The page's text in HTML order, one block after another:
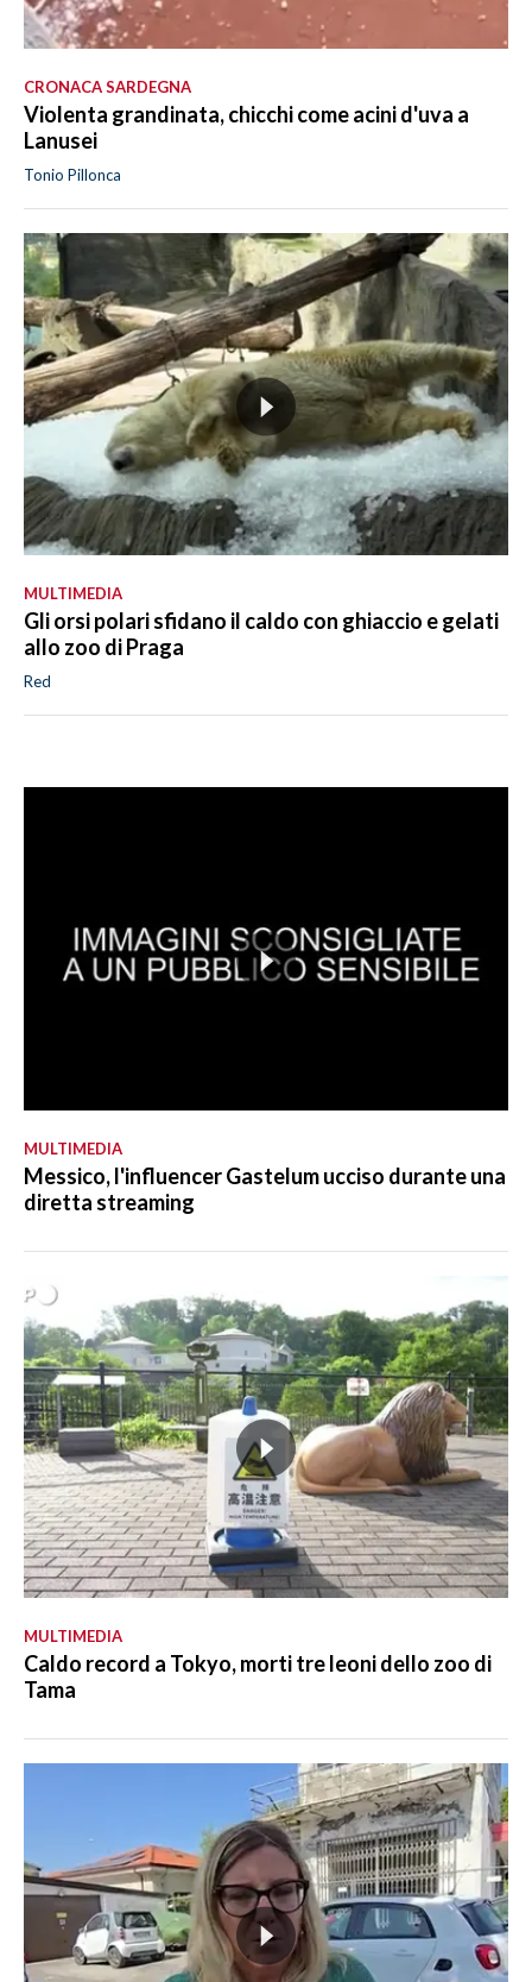
CRONACA SARDEGNA
Violenta grandinata, chicchi come acini d'uva a
Lanusei
Tonio Pillonca
MULTIMEDIA
Gli orsi polari sfidano il caldo con ghiaccio e gelati
allo zoo di Praga
Red
MULTIMEDIA
Messico, l'influencer Gastelum ucciso durante una
diretta streaming
MULTIMEDIA
Caldo record a Tokyo, morti tre leoni dello zoo di
Tama